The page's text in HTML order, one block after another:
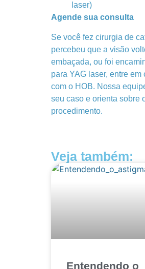
laser)
Agende sua consulta
Se você fez cirurgia de
percebeu que a visão
embaçada, ou foi
para YAG laser, entre em
com o HOB. Nossa
seu caso e orienta sobre
procedimento.
Veja também:
Entendendo o